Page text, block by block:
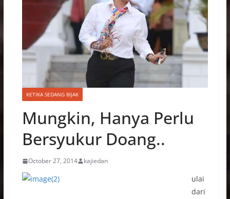
KETIKA SEDANG BIJAK
Mungkin, Hanya Perlu
Bersyukur Doang..
October 27, 2014 kajiedan
ulai
dari